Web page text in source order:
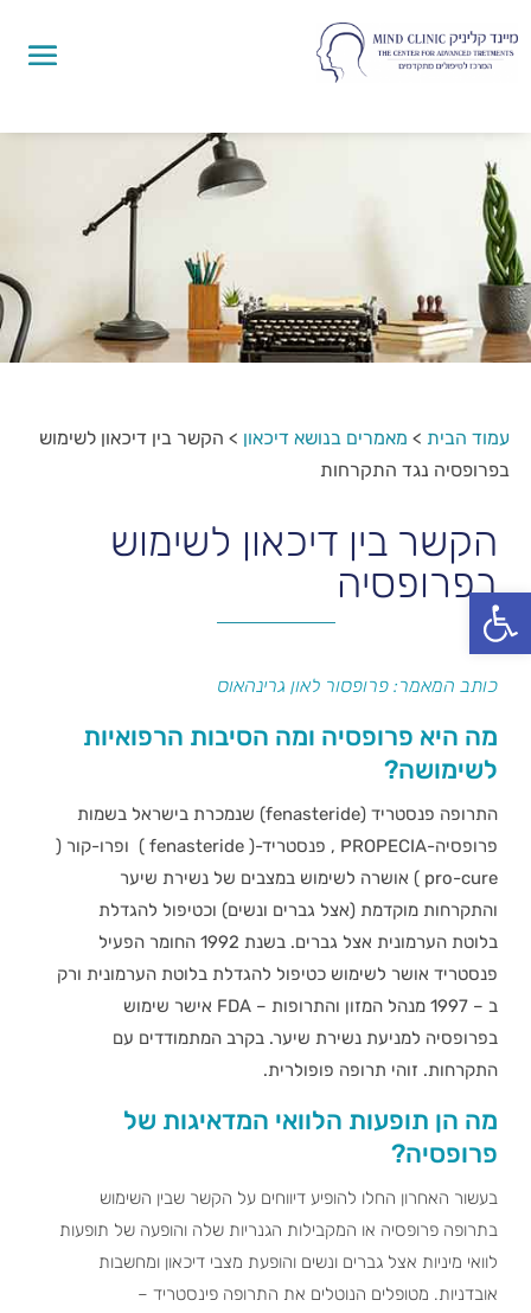
פתח סרגל נגישות
עמוד הבית > מאמרים בנושא דיכאון > הקשר בין דיכאון לשימוש
בפרופסיה נגד התקרחות
הקשר בין דיכאון לשימוש
בפרופסיה
כותב המאמר: פרופסור לאון גרינהאוס
מה היא פרופסיה ומה הסיבות הרפואיות
לשימושה?
התרופה פנסטריד (fenasteride) שנמכרת בישראל בשמות
פרופסיה-PROPECIA , פנסטריד-( fenasteride ) ופרו-קור (
pro-cure ) אושרה לשימוש במצבים של נשירת שיער
והתקרחות מוקדמת (אצל גברים ונשים) וכטיפול להגדלת
בלוטת הערמונית אצל גברים. בשנת 1992 החומר הפעיל
פנסטריד אושר לשימוש כטיפול להגדלת בלוטת הערמונית ורק
ב – 1997 מנהל המזון והתרופות – FDA אישר שימוש
בפרופסיה למניעת נשירת שיער. בקרב המתמודדים עם
התקרחות. זוהי תרופה פופולרית.
מה הן תופעות הלוואי המדאיגות של
פרופסיה?
בעשור האחרון החלו להופיע דיווחים על הקשר שבין השימוש
בתרופה פרופסיה או המקבילות הגנריות שלה והופעה של תופעות
לוואי מיניות אצל גברים ונשים והופעת מצבי דיכאון ומחשבות
אובדניות. מטופלים הנוטלים את התרופה פינסטריד –